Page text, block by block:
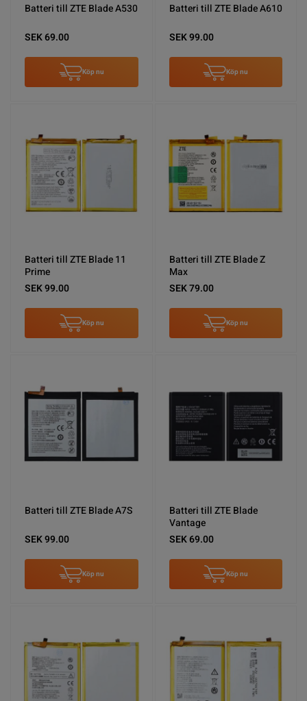
Batteri till ZTE Blade A530
SEK 69.00
Köp nu
Batteri till ZTE Blade A610
SEK 99.00
Köp nu
Batteri till ZTE Blade 11
Prime
SEK 99.00
Köp nu
Batteri till ZTE Blade Z
Max
SEK 79.00
Köp nu
Batteri till ZTE Blade A7S
SEK 99.00
Köp nu
Batteri till ZTE Blade
Vantage
SEK 69.00
Köp nu